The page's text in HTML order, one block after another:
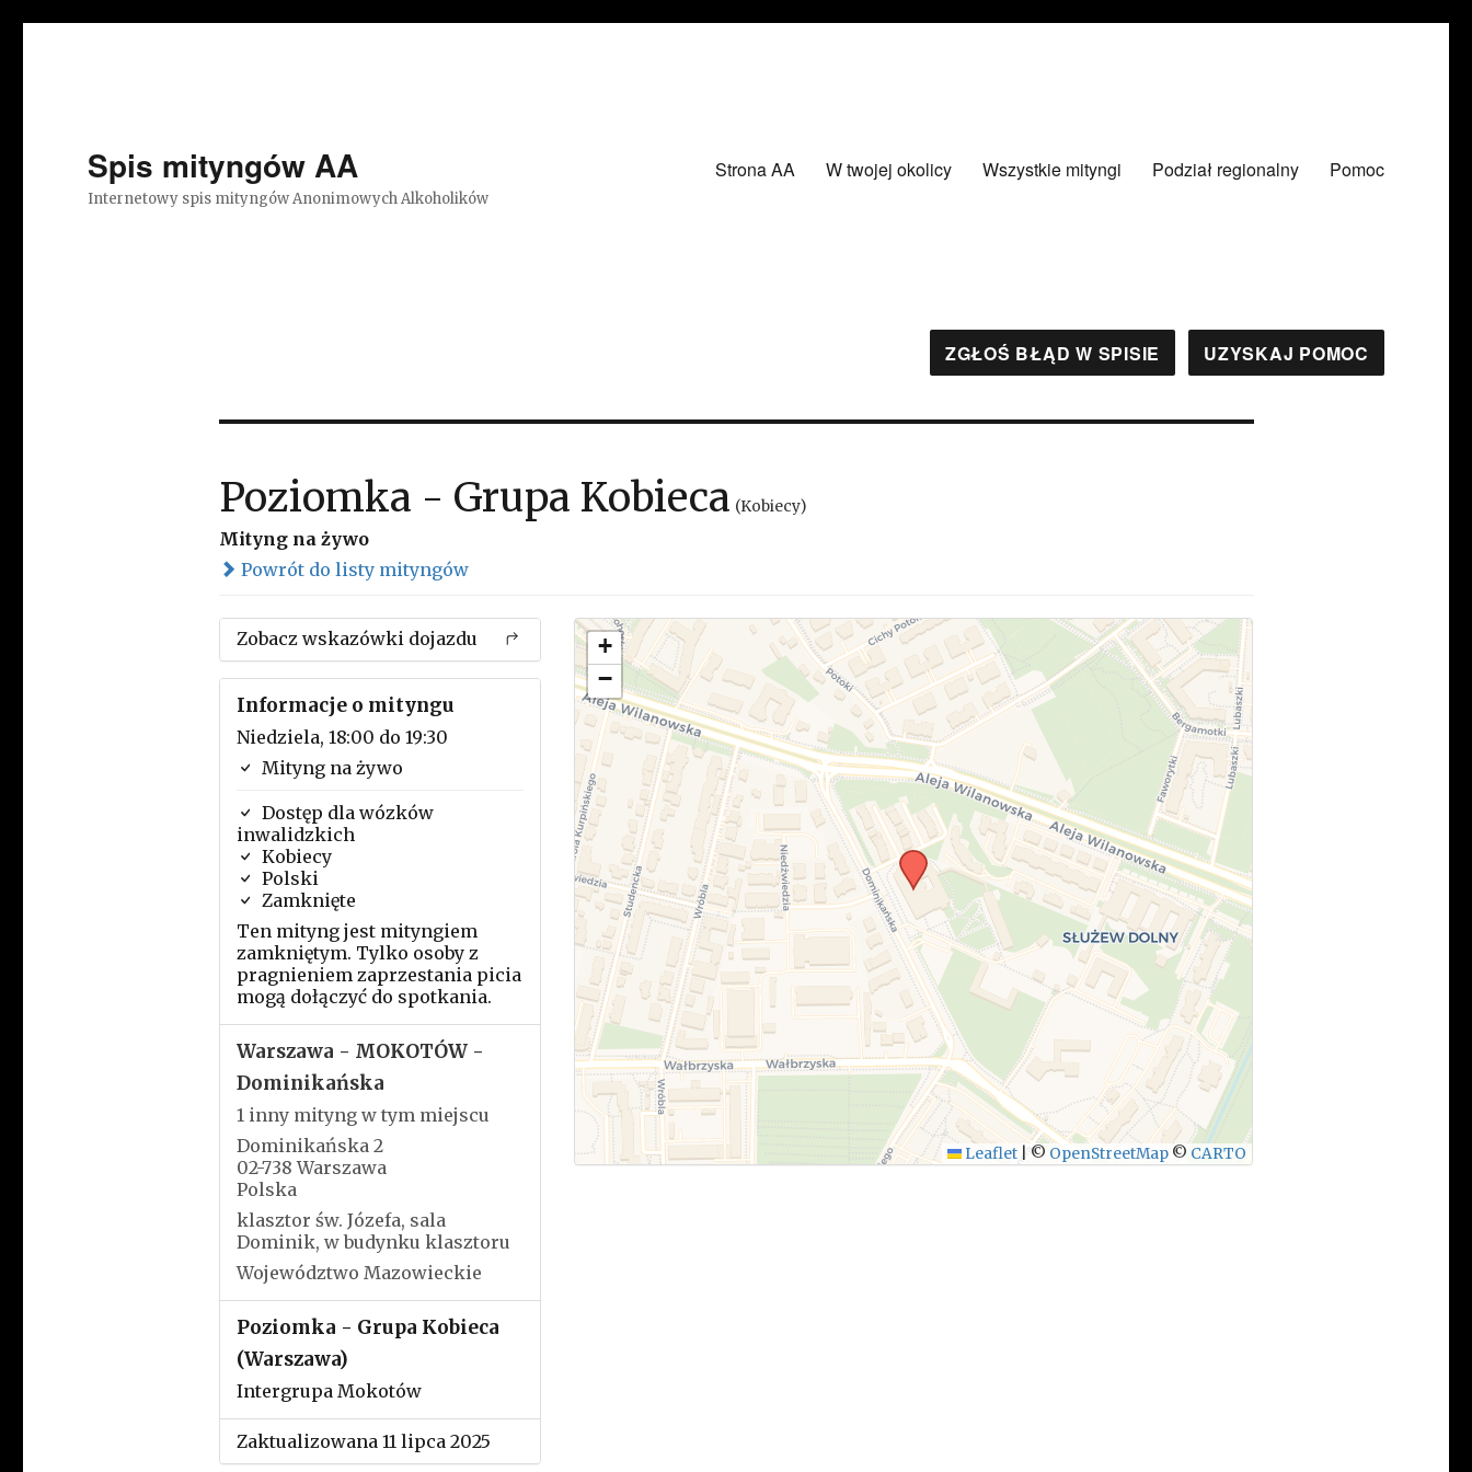
Spis mityngów AA
Internetowy spis mityngów Anonimowych Alkoholików
Strona AA W twojej okolicy Wszystkie mityngi Podział regionalny Pomoc
ZGŁOŚ BŁĄD W SPISIE UZYSKAJ POMOC
Poziomka - Grupa Kobieca (Kobiecy)
Mityng na żywo
Powrót do listy mityngów
Zobacz wskazówki dojazdu
Informacje o mityngu
Niedziela, 18:00 do 19:30
Mityng na żywo
Dostęp dla wózków
inwalidzkich
Kobiecy
Polski
Zamknięte
Ten mityng jest mityngiem
zamkniętym. Tylko osoby z
pragnieniem zaprzestania picia
mogą dołączyć do spotkania.
Warszawa - MOKOTÓW -
Dominikańska
1 inny mityng w tym miejscu
Dominikańska 2
02-738 Warszawa
Polska
klasztor św. Józefa, sala
Dominik, w budynku klasztoru
Województwo Mazowieckie
Poziomka - Grupa Kobieca
(Warszawa)
Intergrupa Mokotów
Zaktualizowana 11 lipca 2025
+
−
Leaflet © OpenStreetMap © CARTO